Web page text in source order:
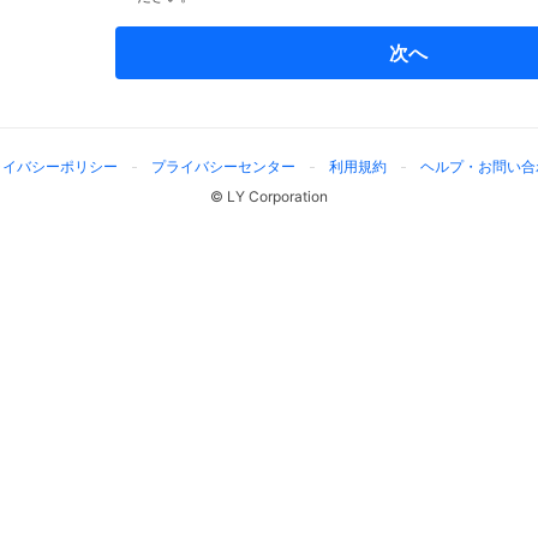
次へ
バシーポリシー プライバシーセンター 利用規約
ヘルプ・お問い
© LY Corporation